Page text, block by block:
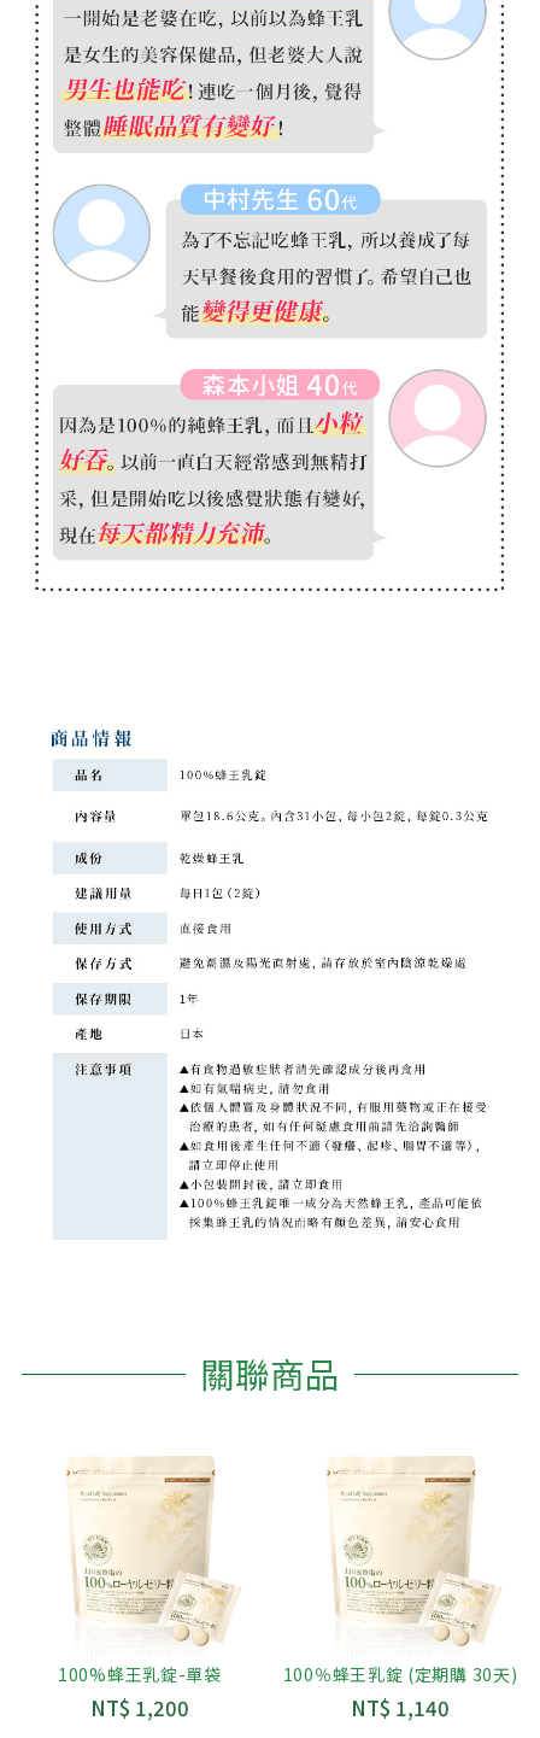
關聯商品
100%蜂王乳錠-單袋
NT$ 1,200
100％蜂王乳錠 (定期購 30天)
NT$ 1,140